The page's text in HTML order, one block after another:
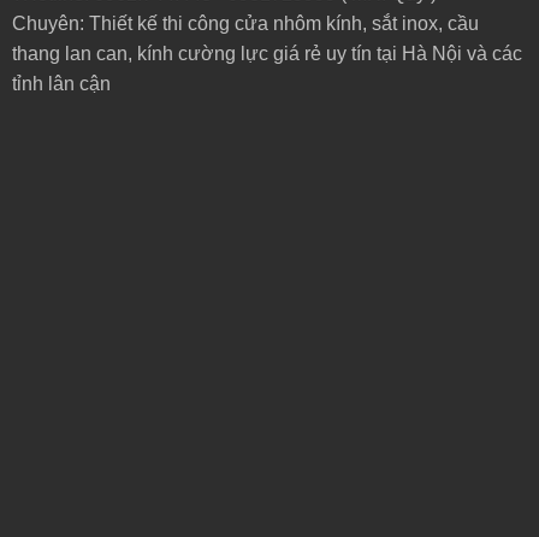
Chuyên: Thiết kế thi công cửa nhôm kính, sắt inox, cầu
thang lan can, kính cường lực giá rẻ uy tín tại Hà Nội và các
tỉnh lân cận